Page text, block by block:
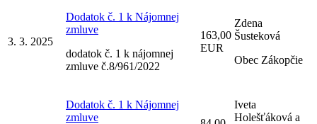
3. 3. 2025
Dodatok č. 1 k Nájomnej
zmluve
dodatok č. 1 k nájomnej
zmluve č.8/961/2022
163,00
EUR
Zdena
Šusteková
Obec Zákopčie
Dodatok č. 1 k Nájomnej
zmluve
Iveta
Holešťáková a